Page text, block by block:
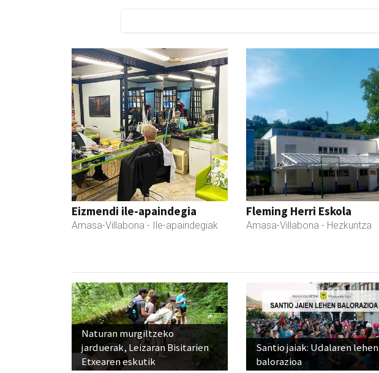
Eizmendi ile-apaindegia
Amasa-Villabona - Ile-apaindegiak
Fleming Herri Eskola
Amasa-Villabona - Hezkuntza
Naturan murgiltzeko
jarduerak, Leizaran Bisitarien
Etxearen eskutik
Santio jaiak: Udalaren lehen
balorazioa